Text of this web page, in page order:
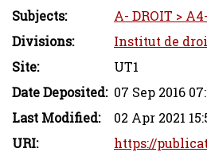
Subjects:
A- DROIT >
Divisions:
Institut de
Site:
UT1
Date Deposited: 07 Sep 2016
Last Modified:
02 Apr 2021
URI:
https://